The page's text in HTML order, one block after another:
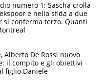
numero 1: Sascha crolla
e nella sfida a due
si conferma terzo. Quanti
Alberto De Rossi nuovo
il compito e gli obiettivi
figlio Daniele